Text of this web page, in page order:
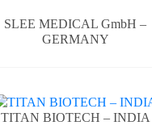
SLEE MEDICAL GmbH –
GERMANY
TITAN BIOTECH – INDIA